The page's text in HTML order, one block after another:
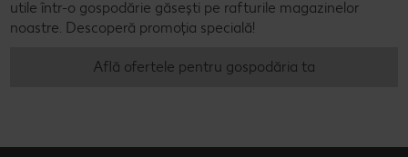
utile într-o gospodărie găsești pe rafturile magazinelor
noastre. Descoperă promoția specială!
Află ofertele pentru gospodăria ta